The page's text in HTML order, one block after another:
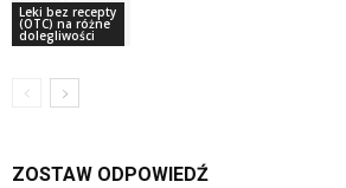
Leki bez recepty
(OTC) na różne
dolegliwości
ZOSTAW ODPOWIEDŹ